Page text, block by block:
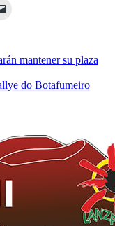
mantener su plaza
do Botafumeiro